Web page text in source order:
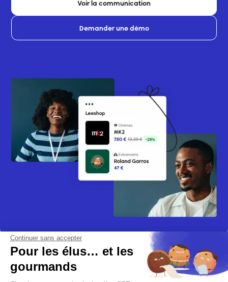
Voir la communication
Demander une démo
Continuer sans accepter
Pour les élus… et les
gourmands